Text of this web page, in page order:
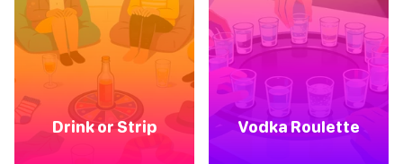
Drink or Strip Vodka Roulette